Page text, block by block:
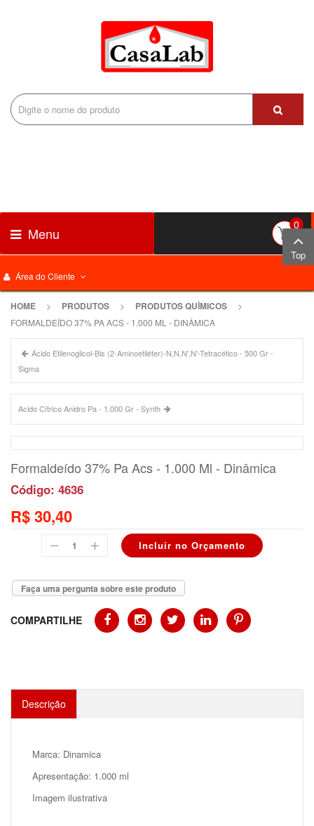
Área do Cliente
Menu 0
HOME > PRODUTOS > PRODUTOS QUÍMICOS
>
FORMALDEÍDO 37% PA ACS - 1.000 ML - DINÂMICA
Ácido Etilenoglicol-Bis (2-Aminoetiléter)-N,N,N',N'-Tetracético - 500 Gr -
Sigma
Acido Cítrico Anidro Pa - 1.000 Gr - Synth
Formaldeído 37% Pa Acs - 1.000 Ml - Dinâmica
Código: 4636
R$ 30,40
Faça uma pergunta sobre este produto
COMPARTILHE
Descrição
Marca: Dinamica
Apresentação: 1.000 ml
Imagem ilustrativa
Top